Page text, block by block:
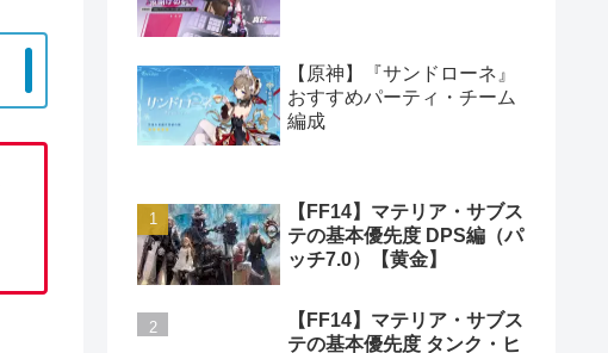
【原神】『サンドローネ』
おすすめパーティ・チーム
編成
【FF14】マテリア・サブス
テの基本優先度 DPS編（パ
ッチ7.0）【黄金】
【FF14】マテリア・サブス
テの基本優先度 タンク・ヒ